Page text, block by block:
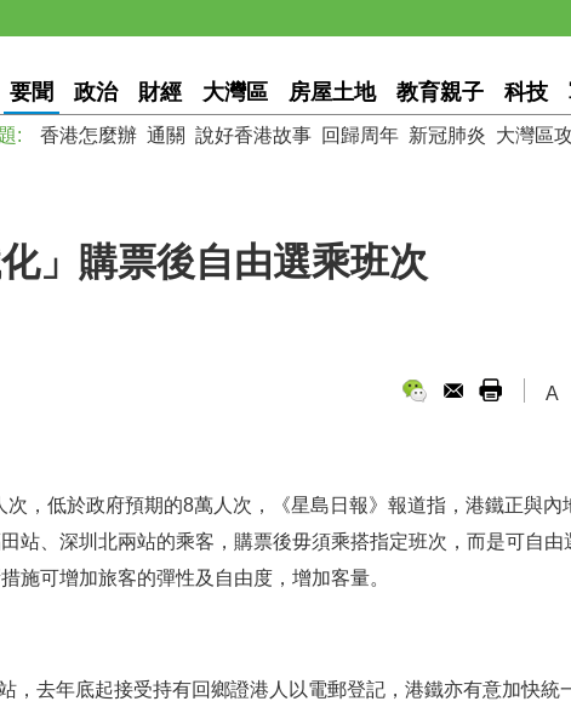
要聞 政治 財經 大灣區 房屋土地 教育親子 科技
: 香港怎麼辦 通關 說好香港故事 回歸周年 新冠肺炎 大灣區
」購票後自由選乘班次
A
，低於政府預期的8萬人次，《星島日報》報道指，港鐵正與內
站、深圳北兩站的乘客，購票後毋須乘搭指定班次，而是可自由
施可增加旅客的彈性及自由度，增加客量。
，去年底起接受持有回鄉證港人以電郵登記，港鐵亦有意加快統